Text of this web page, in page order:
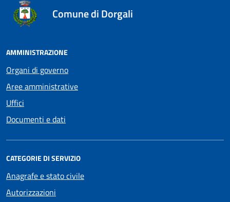
Comune di Dorgali
AMMINISTRAZIONE
Organi di governo
Aree amministrative
Uffici
Documenti e dati
CATEGORIE DI SERVIZIO
Anagrafe e stato civile
Autorizzazioni